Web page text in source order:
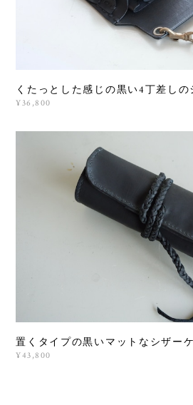
くたっとした感じの黒い4丁差しの
¥36,800
置くタイプの黒いマットなシザー
¥43,800